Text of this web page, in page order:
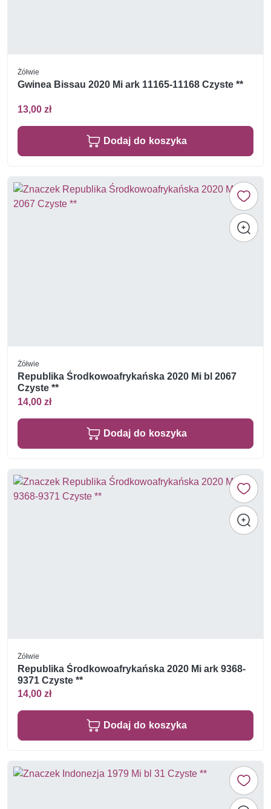
Żółwie
Gwinea Bissau 2020 Mi ark 11165-11168 Czyste **
13,00 zł
Dodaj do koszyka
Żółwie
Republika Środkowoafrykańska 2020 Mi bl 2067
Czyste **
14,00 zł
Dodaj do koszyka
Żółwie
Republika Środkowoafrykańska 2020 Mi ark 9368-
9371 Czyste **
14,00 zł
Dodaj do koszyka